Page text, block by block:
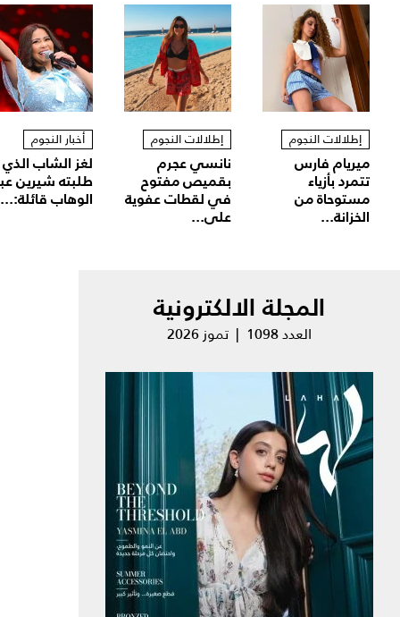
إطلالات النجوم
ميريام فارس
تتمرد بأزياء
مستوحاة من
الخزانة...
إطلالات النجوم
نانسي عجرم
بقميص مفتوح
في لقطات عفوية
على...
أخبار النجوم
لغز الشاب الذي
طلبته شيرين
الوهاب قائلة:...
المجلة الالكترونية
العدد 1098 | تموز 2026